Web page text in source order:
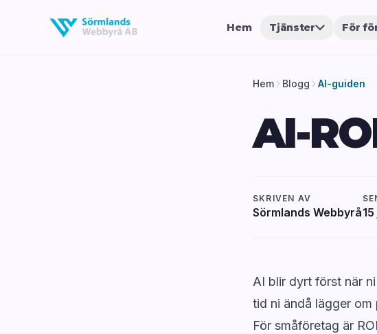
Hem Tjänster För
Hem Blogg AI-guiden
AI-
SKRIVEN AV
Sörmlands Webbyrå
AI blir dyrt först när
tid ni ändå lägger
För småföretag är